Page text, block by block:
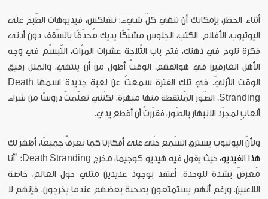
أثناء الحظر، بإمكانك أن تنهي كلّ شيء: نتفلكس، فيديوهات الطّبخ على
اليوتيوب، الأفلام، الكتب، الجلوس مشبّكًا يديك مُحدّقًا بالسّقف دون أدنى
فكرة تلوح في ذهنك، فتح باب الثّلاجة عشرات المرّات، التّبسّم في وجه
الأهل الغارقين في هواتفهم. الوقتُ أطول من أن ينتهي، والملل رفيق
الوقت الأزليّ. في تلك الفترة سمعتُ عن لعبة جديدة اسمها Death
Stranding. الصّور المُلتقطة منها مبهرة، لكنّني تعلّمتُ دروسًا من شراء
ألعابٍ لمجرّد الانبهار بالصّور، فقرّرتُ أن أقطع يدي.
ولأنّ اليوتيوب يسترق السّمع حتّى على أفكارنا كما نعرفُ جميعًا، أظهرَ لك
هذا الفيديو
، حيث يقول فيه هيديو كوجيما، مخرج Death Stranding: "أنا
مُعرضٌ بشدة للوحدة. أعتقد بوجود عديدين مثلي حول العالم، خاصة
اللاعبين. ورغم أنهم يستمتعون بصحبة بعضهم عندما يخرجون، فإنهم لا